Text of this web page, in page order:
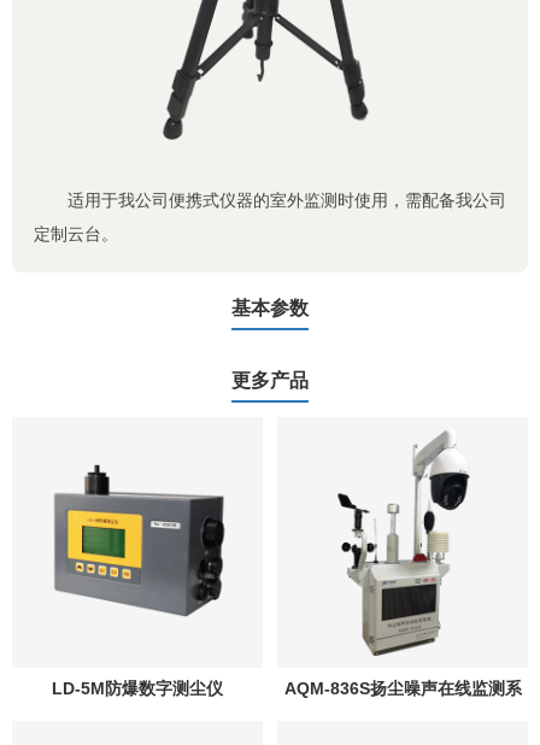
适用于我公司便携式仪器的室外监测时使用，需配备我公司
定制云台。
基本参数
更多产品
LD-5M防爆数字测尘仪 AQM-836S扬尘噪声在线监测系